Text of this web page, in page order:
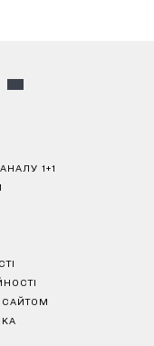
1+1
САЙТОМ